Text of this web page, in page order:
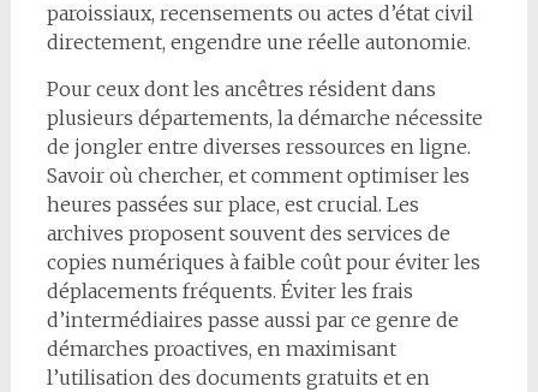
paroissiaux, recensements ou actes d’état civil
directement, engendre une réelle autonomie.
Pour ceux dont les ancêtres résident dans
plusieurs départements, la démarche nécessite
de jongler entre diverses ressources en ligne.
Savoir où chercher, et comment optimiser les
heures passées sur place, est crucial. Les
archives proposent souvent des services de
copies numériques à faible coût pour éviter les
déplacements fréquents. Éviter les frais
d’intermédiaires passe aussi par ce genre de
démarches proactives, en maximisant
l’utilisation des documents gratuits et en